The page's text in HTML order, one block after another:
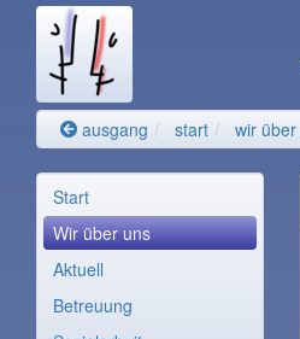
ausgang start wir
Start
Wir über uns
Aktuell
Betreuung